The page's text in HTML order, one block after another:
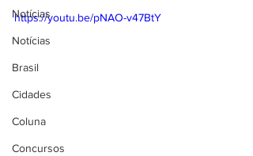
Notícias
Notícias
Brasil
Cidades
Coluna
Concursos
https://youtu.be/pNAO-v47BtY